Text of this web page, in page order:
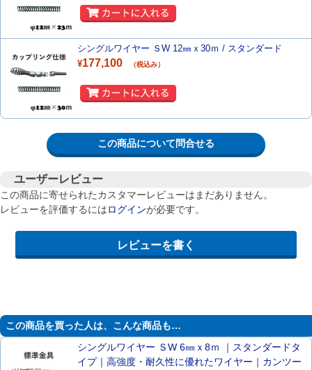
シングルワイヤー ＳW 12㎜ｘ30ｍ / スタンダード
¥177,100 （税込み）
この商品について問合せる
ユーザーレビュー
この商品に寄せられたカスタマーレビューはまだありません。
レビューを評価するにはログインが必要です。
この商品を買った人は、こんな商品も…
シングルワイヤー ＳW 6㎜ｘ8ｍ ｜スタンダードタ
イプ｜高強度・耐久性に優れたワイヤー｜カンツー